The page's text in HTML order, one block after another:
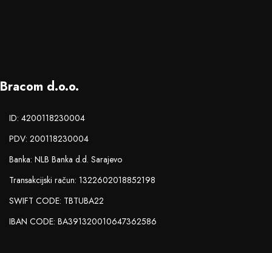
Bracom d.o.o.
ID: 4200118230004
PDV: 200118230004
Banka: NLB Banka d.d. Sarajevo
Transakcijski račun: 1322602018852198
SWIFT CODE: TBTUBA22
IBAN CODE: BA391320010647362586